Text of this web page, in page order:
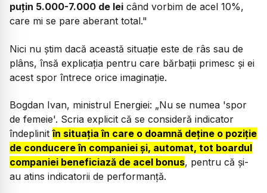
puțin 5.000-7.000 de lei când vorbim de acel 10%,
care mi se pare aberant total."
Nici nu știm dacă această situație este de râs sau de
plâns, însă explicația pentru care bărbații primesc și ei
acest spor întrece orice imaginație.
Bogdan Ivan, ministrul Energiei: „Nu se numea 'spor
de femeie'. Scria explicit că se consideră indicator
îndeplinitîn situația în care o doamnă deține o poziție
de conducere în companiei și, automat, tot boardul
companiei beneficiază de acel bonus, pentru că și-
au atins indicatorii de performanță.